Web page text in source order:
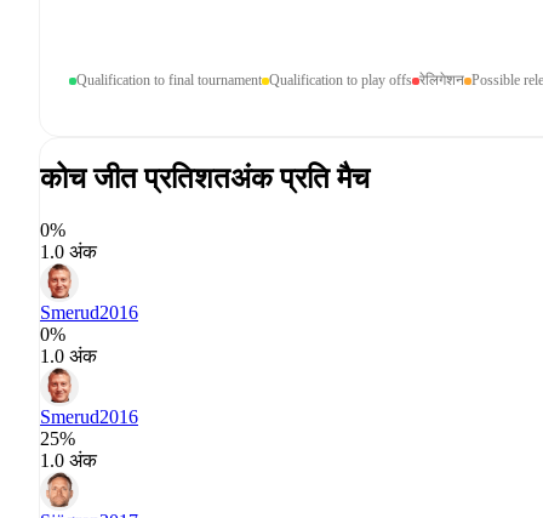
Qualification to final tournament Qualification to play offs रेलिगेशन Possible
कोच जीत प्रतिशतअंक प्रति मैच
0%
1.0 अंक
Smerud2016
0%
1.0 अंक
Smerud2016
25%
1.0 अंक